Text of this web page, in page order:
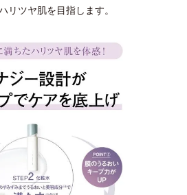
リツヤ肌を目指します。